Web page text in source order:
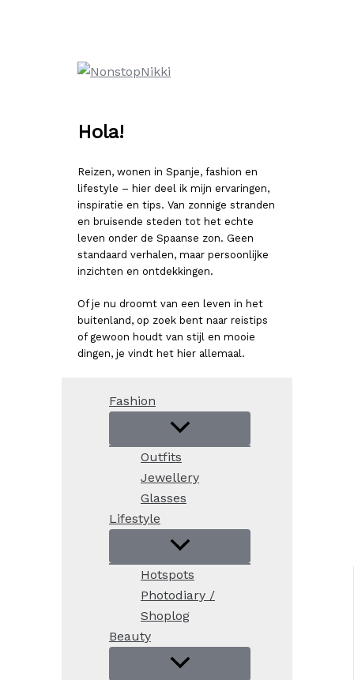
Hola!
Reizen, wonen in Spanje, fashion en
lifestyle – hier deel ik mijn ervaringen,
inspiratie en tips. Van zonnige stranden
en bruisende steden tot het echte
leven onder de Spaanse zon. Geen
standaard verhalen, maar persoonlijke
inzichten en ontdekkingen.
Of je nu droomt van een leven in het
buitenland, op zoek bent naar reistips
of gewoon houdt van stijl en mooie
dingen, je vindt het hier allemaal.
Fashion
Outfits
Jewellery
Glasses
Lifestyle
Hotspots
Photodiary /
Shoplog
Beauty